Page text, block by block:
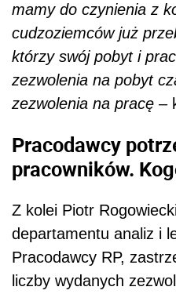
mamy do czynienia z
cudzoziemców już
którzy swój pobyt i
zezwolenia na pobyt
zezwolenia na pracę –
Pracodawcy
pracowników.
Z kolei Piotr
departamentu analiz i
Pracodawcy RP,
liczby wydanych